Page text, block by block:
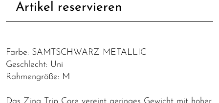
Artikel reservieren
Farbe: SAMTSCHWARZ METALLIC
Geschlecht: Uni
Rahmengröße: M
Das Zing Trip Core vereint geringes Gewicht mit hoher